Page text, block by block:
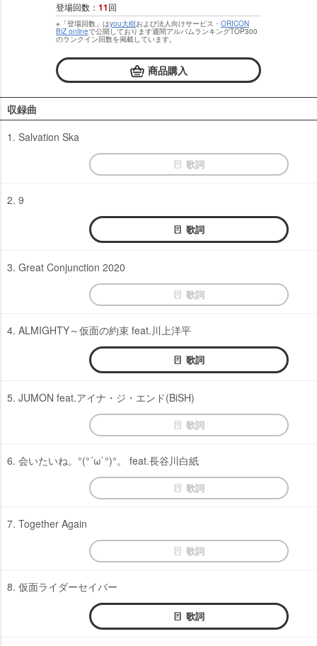
登場回数： 11回
※「登場回数」はyou大樹および法人向けサービス・ ORICON
BiZ onlineで公開しております週間アルバムランキングTOP300
のランクイン回数を掲載しています。
商品購入
収録曲
1. Salvation Ska
歌詞
2. 9
歌詞
3. Great Conjunction 2020
歌詞
4. ALMIGHTY～仮面の約束 feat.川上洋平
歌詞
5. JUMON feat.アイナ・ジ・エンド(BiSH)
歌詞
6. 会いたいね。°(°´ω`°)°。 feat.長谷川白紙
歌詞
7. Together Again
歌詞
8. 仮面ライダーセイバー
歌詞